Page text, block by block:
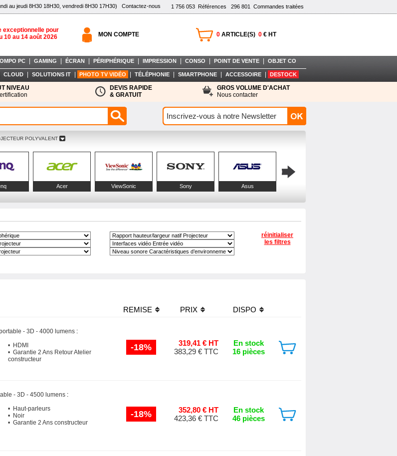
1 756 053 Références 296 801 Commandes traitées
au jeudi 8H30 18H30, vendredi 8H30 17H30) Contactez-nous
exceptionnelle pour
10 au 14 août 2026
0 ARTICLE(S) 0 € HT
MON COMPTE
PC GAMING ÉCRAN PÉRIPHÉRIQUE IMPRESSION CONSO POINT DE VENTE OBJET CO
CLOUD SOLUTIONS IT PHOTO TV VIDÉO TÉLÉPHONIE SMARTPHONE ACCESSOIRE DESTOCK
NIVEAU
DEVIS RAPIDE
& GRATUIT
GROS VOLUME D'ACHAT
Nous contacter
POLYVALENT
Acer ViewSonic Sony Asus
réinitialiser
les filtres
REMISE PRIX DISPO
- 3D - 4000 lumens :
• HDMI
• Garantie 2 Ans Retour Atelier
constructeur
-18%
319,41 € HT
383,29 € TTC
En stock
16 pièces
- 3D - 4500 lumens :
• Haut-parleurs
• Noir
• Garantie 2 Ans constructeur
-18%
352,80 € HT
423,36 € TTC
En stock
46 pièces